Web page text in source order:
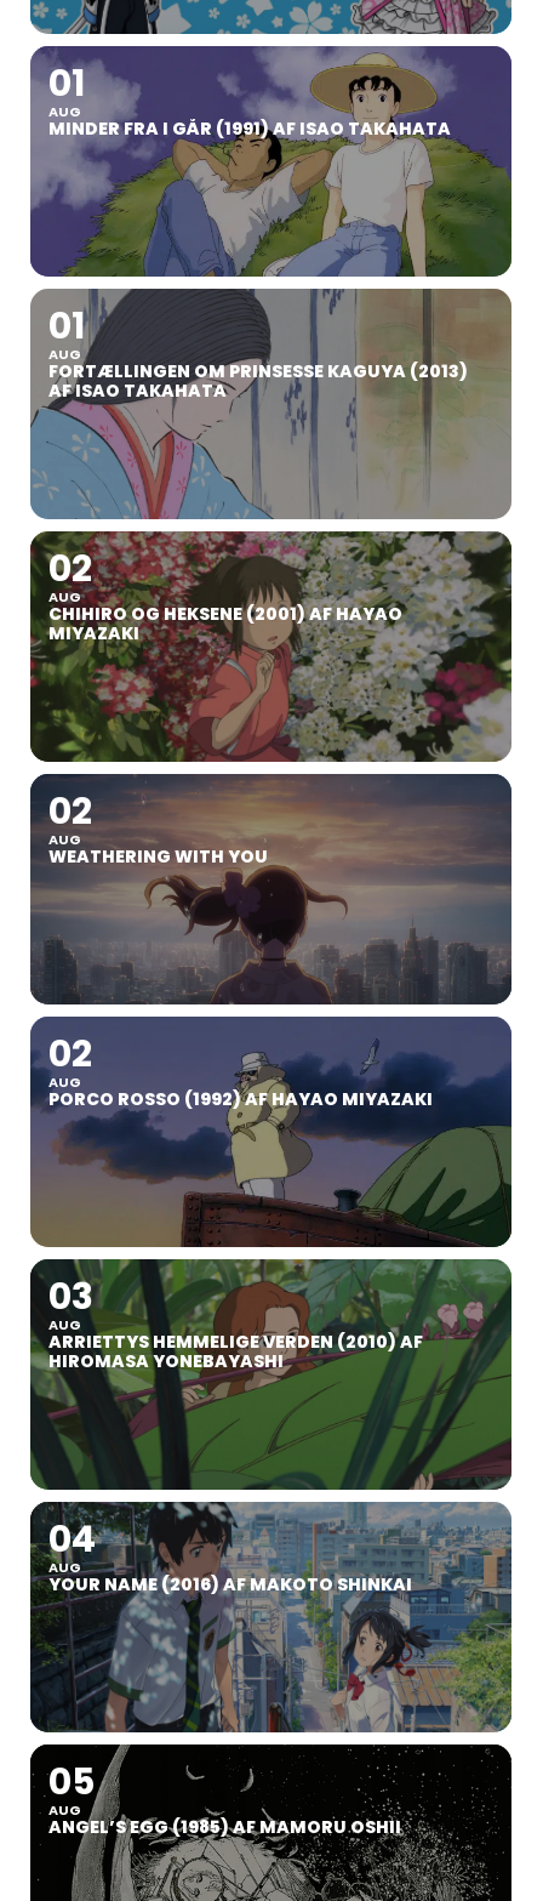
01
AUG
MINDER FRA I GÅR (1991) AF ISAO TAKAHATA
01
AUG
FORTÆLLINGEN OM PRINSESSE KAGUYA (2013)
AF ISAO TAKAHATA
02
AUG
CHIHIRO OG HEKSENE (2001) AF HAYAO
MIYAZAKI
02
AUG
WEATHERING WITH YOU
02
AUG
PORCO ROSSO (1992) AF HAYAO MIYAZAKI
03
AUG
ARRIETTYS HEMMELIGE VERDEN (2010) AF
HIROMASA YONEBAYASHI
04
AUG
YOUR NAME (2016) AF MAKOTO SHINKAI
05
AUG
ANGEL’S EGG (1985) AF MAMORU OSHII